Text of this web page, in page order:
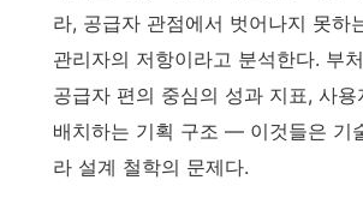
라, 공급자 관점에서 벗어나지 못하
관리자의 저항이라고 분석한다. 부
공급자 편의 중심의 성과 지표, 사용
배치하는 기획 구조 — 이것들은 기
라 설계 철학의 문제다.